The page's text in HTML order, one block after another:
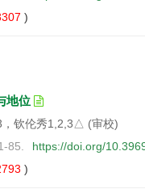
)
地位
，钦伦秀1,2,3△ (审校)
85.
https://doi.org/
)